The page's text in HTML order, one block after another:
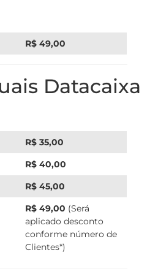
R$ 49,00
Datacaixa
R$ 35,00
R$ 40,00
R$ 45,00
R$ 49,00 (Será
aplicado desconto
conforme número de
Clientes*)